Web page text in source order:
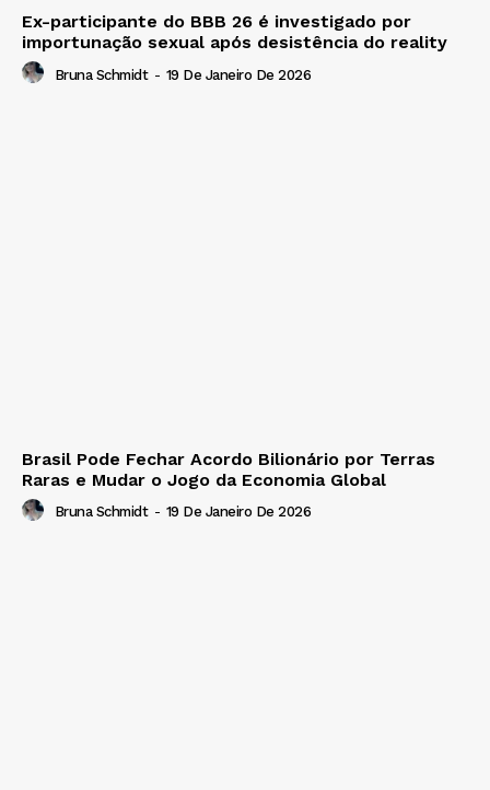
Ex-participante do BBB 26 é investigado por
importunação sexual após desistência do reality
Bruna Schmidt - 19 De Janeiro De 2026
Brasil Pode Fechar Acordo Bilionário por Terras
Raras e Mudar o Jogo da Economia Global
Bruna Schmidt - 19 De Janeiro De 2026